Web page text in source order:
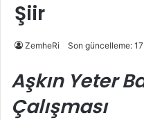
Şiir
ZemheRi Son güncelleme:
Aşkın Yeter
Çalışması